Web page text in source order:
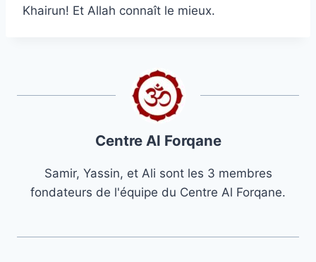
Khairun! Et Allah connaît le mieux.
Centre Al Forqane
Samir, Yassin, et Ali sont les 3 membres
fondateurs de l'équipe du Centre Al Forqane.